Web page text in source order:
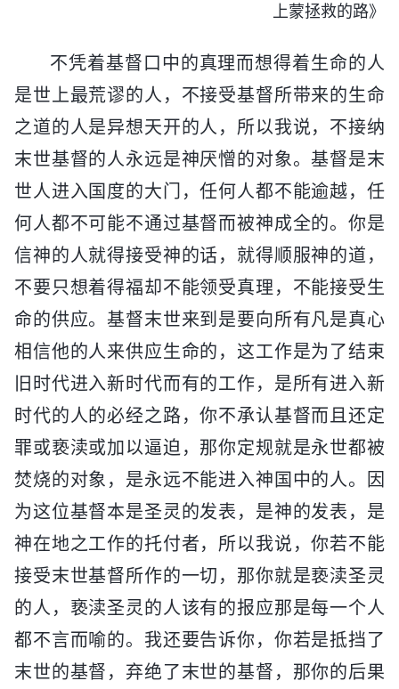
上蒙拯救的路》
不凭着基督口中的真理而想得着生命的人
是世上最荒谬的人，不接受基督所带来的生命
之道的人是异想天开的人，所以我说，不接纳
末世基督的人永远是神厌憎的对象。基督是末
世人进入国度的大门，任何人都不能逾越，任
何人都不可能不通过基督而被神成全的。你是
信神的人就得接受神的话，就得顺服神的道，
不要只想着得福却不能领受真理，不能接受生
命的供应。基督末世来到是要向所有凡是真心
相信他的人来供应生命的，这工作是为了结束
旧时代进入新时代而有的工作，是所有进入新
时代的人的必经之路，你不承认基督而且还定
罪或亵渎或加以逼迫，那你定规就是永世都被
焚烧的对象，是永远不能进入神国中的人。因
为这位基督本是圣灵的发表，是神的发表，是
神在地之工作的托付者，所以我说，你若不能
接受末世基督所作的一切，那你就是亵渎圣灵
的人，亵渎圣灵的人该有的报应那是每一个人
都不言而喻的。我还要告诉你，你若是抵挡了
末世的基督，弃绝了末世的基督，那你的后果